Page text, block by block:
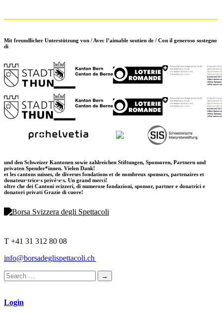
Mit freundlicher Unterstützung von / Avec l’aimable soutien de / Con il generoso sostegno
di
und den Schweizer Kantonen sowie zahlreichen Stiftungen, Sponsoren, Partnern und
privaten Spender*innen. Vielen Dank!
et les cantons suisses, de diverses fondations et de nombreux sponsors, partenaires et
donateur·trice·s privé·e·s. Un grand merci!
oltre che dei Cantoni svizzeri, di numerose fondazioni, sponsor, partner e donatrici e
donatori privati Grazie di cuore!
T +41 31 312 80 08
info@borsadeglispettacoli.ch
Login